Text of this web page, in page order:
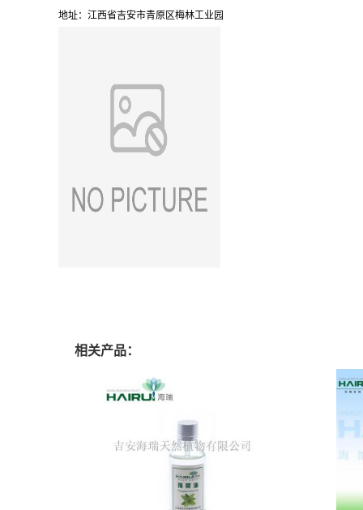
地址：江西省吉安市青原区梅林工业园
相关产品：